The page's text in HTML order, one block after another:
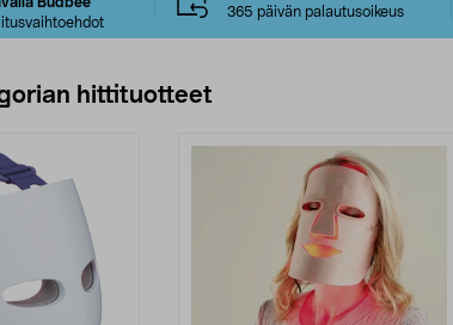
365 päivän palautusoikeus
hittituotteet